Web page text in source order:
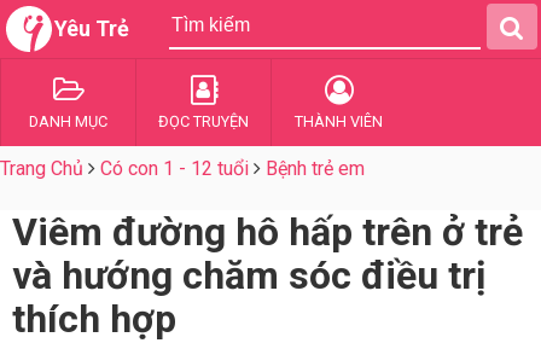
Yêu Trẻ
DANH MỤC ĐỌC TRUYỆN THÀNH VIÊN
Trang Chủ Có con 1 - 12 tuổi Bệnh trẻ em
Viêm đường hô hấp trên ở trẻ
và hướng chăm sóc điều trị
thích hợp